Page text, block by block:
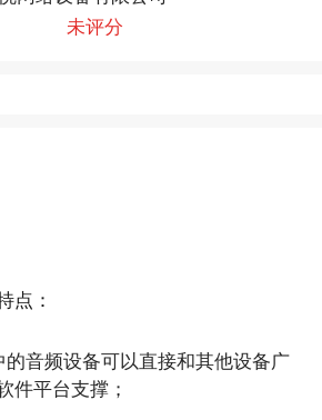
未评分
点：
音频设备可以直接和其他设备广
件平台支撑；